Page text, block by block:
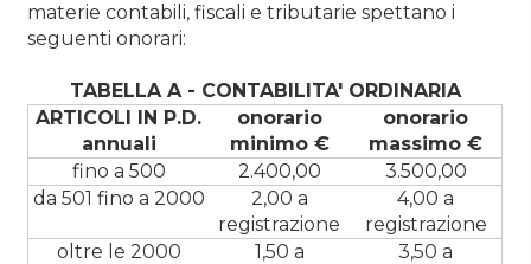
materie contabili, fiscali e tributarie spettano i
seguenti onorari:
TABELLA A - CONTABILITA' ORDINARIA
ARTICOLI IN P.D.
annuali
onorario
minimo €
onorario
massimo €
fino a 500
2.400,00
3.500,00
da 501 fino a 2000
2,00 a
registrazione
4,00 a
registrazione
oltre le 2000
1,50 a
3,50 a